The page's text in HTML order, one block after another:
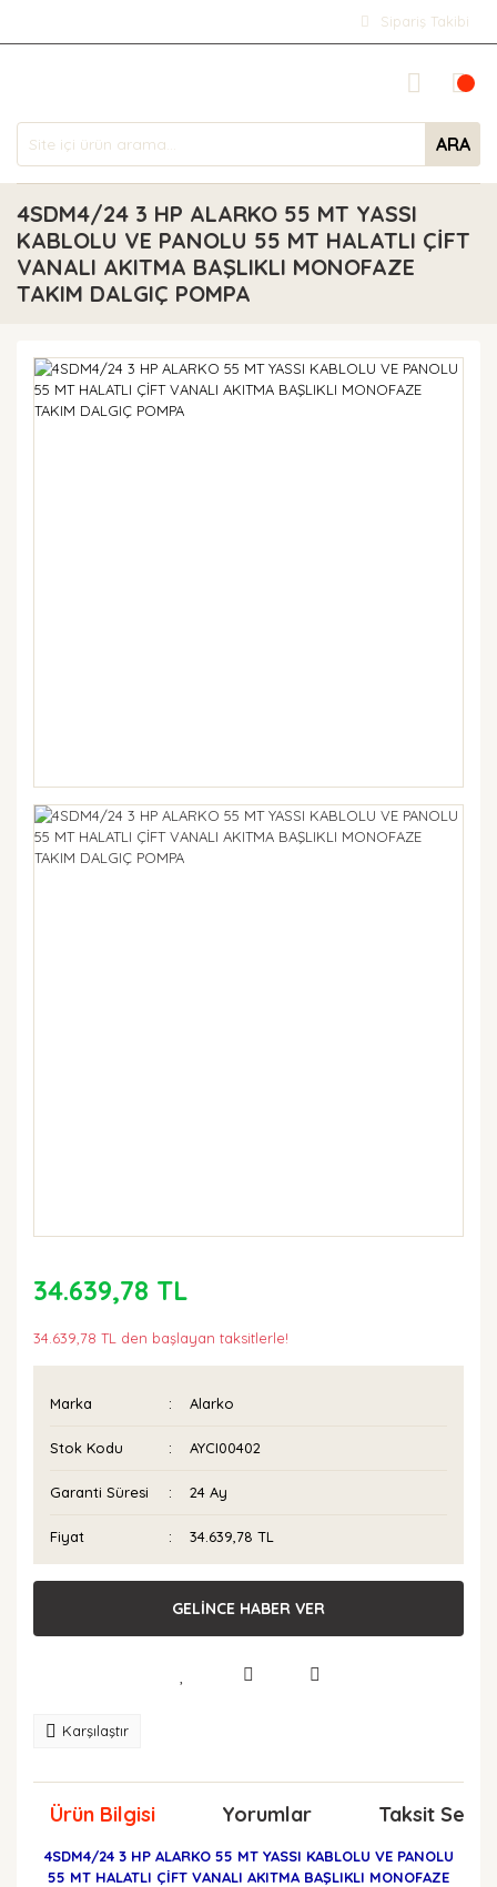
Sipariş Takibi
ARA
4SDM4/24 3 HP ALARKO 55 MT YASSI
KABLOLU VE PANOLU 55 MT HALATLI ÇİFT
VANALI AKITMA BAŞLIKLI MONOFAZE
TAKIM DALGIÇ POMPA
34.639,78 TL
34.639,78 TL den başlayan taksitlerle!
Marka Alarko
Stok Kodu AYCI00402
Garanti Süresi 24 Ay
Fiyat 34.639,78 TL
GELİNCE HABER VER
Karşılaştır
Ürün Bilgisi Yorumlar Taksit
4SDM4/24 3 HP ALARKO 55 MT YASSI KABLOLU VE PANOLU
55 MT HALATLI ÇİFT VANALI AKITMA BAŞLIKLI MONOFAZE